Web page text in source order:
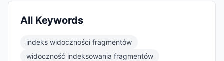
All Keywords
indeks widoczności fragmentów
widoczność indeksowania fragmentów